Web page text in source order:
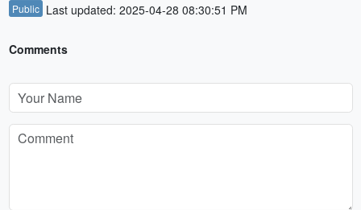
Public Last updated: 2025-04-28 08:30:51 PM
Comments